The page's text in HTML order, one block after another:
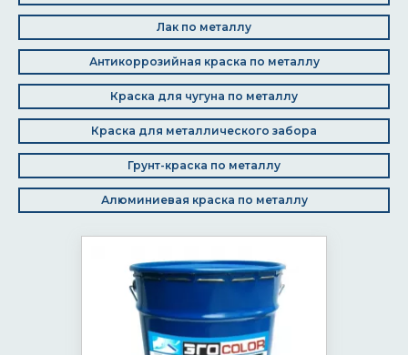
Лак по металлу
Антикоррозийная краска по металлу
Краска для чугуна по металлу
Краска для металлического забора
Грунт-краска по металлу
Алюминиевая краска по металлу